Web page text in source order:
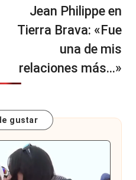
Jean Philippe en
Tierra Brava: «Fue
una de mis
relaciones más…»
gustar